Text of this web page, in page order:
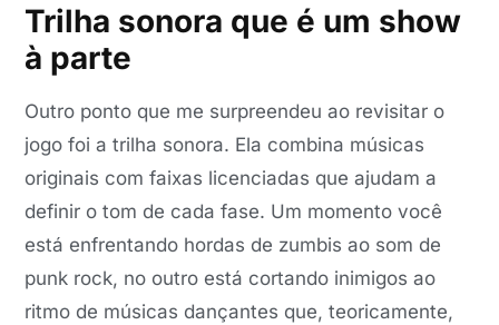
Trilha sonora que é um show
à parte
Outro ponto que me surpreendeu ao revisitar o
jogo foi a trilha sonora. Ela combina músicas
originais com faixas licenciadas que ajudam a
definir o tom de cada fase. Um momento você
está enfrentando hordas de zumbis ao som de
punk rock, no outro está cortando inimigos ao
ritmo de músicas dançantes que, teoricamente,